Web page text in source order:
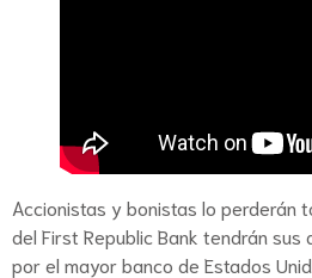
Accionistas y bonistas lo perderán
del First Republic Bank tendrán
por el mayor banco de Estados